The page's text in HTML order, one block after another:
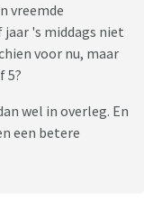
vreemde
jaar 's middags niet
voor nu, maar
5?
wel in overleg. En
een betere